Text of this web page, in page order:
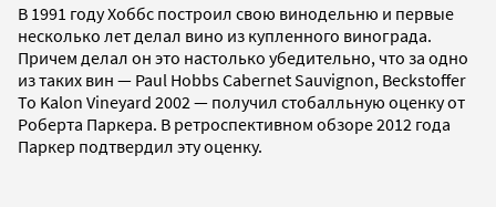
В 1991 году Хоббс построил свою винодельню и первые
несколько лет делал вино из купленного винограда.
Причем делал он это настолько убедительно, что за одно
из таких вин — Paul Hobbs Cabernet Sauvignon, Beckstoffer
To Kalon Vineyard 2002 — получил стобалльную оценку от
Роберта Паркера. В ретроспективном обзоре 2012 года
Паркер подтвердил эту оценку.